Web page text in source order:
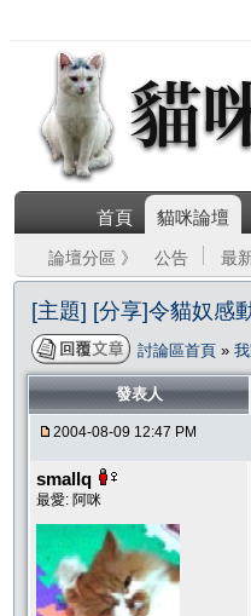
首頁 貓咪論壇
論壇分區 》 公告 最
[主題] [分享]令貓奴感
討論區首頁 »
發表人
2004-08-09 12:47 PM
smallq
最愛: 阿咪